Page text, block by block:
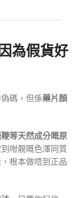
為假貨好
碼，但係藥片顏
等天然成分嘅原
咁靚嘅色澤同質
根本做唔到正品